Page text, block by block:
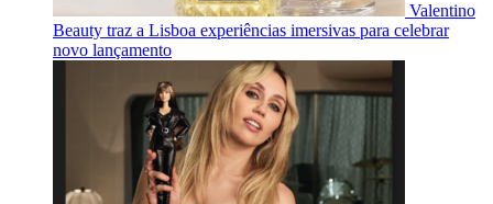
Valentino
Beauty traz a Lisboa experiências imersivas para celebrar
novo lançamento